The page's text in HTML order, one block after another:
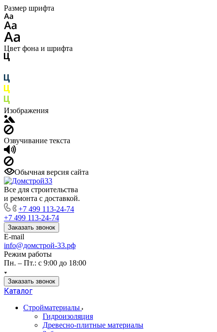
Размер шрифта
Цвет фона и шрифта
Изображения
Озвучивание текста
Обычная версия сайта
Все для строительства
и ремонта с доставкой.
+7 499 113-24-74
+7 499 113-24-74
Заказать звонок
E-mail
info@домстрой-33.рф
Режим работы
Пн. – Пт.: с 9:00 до 18:00
Заказать звонок
Каталог
Стройматериалы
Гидроизоляция
Древесно-плитные материалы